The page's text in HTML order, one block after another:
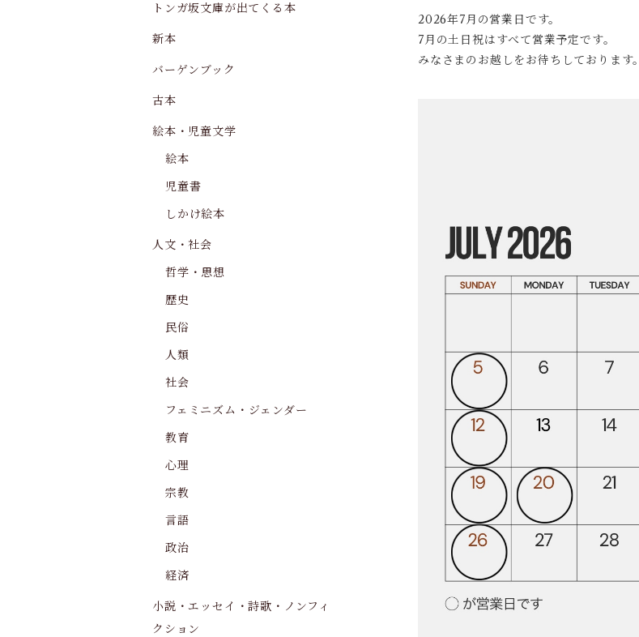
2026年7月の営業日です。
7月の土日祝はすべて営業予定です。
みなさまのお越しをお待ちしております。
トンガ坂文庫が出てくる本
新本
バーゲンブック
古本
絵本・児童文学
絵本
児童書
しかけ絵本
人文・社会
哲学・思想
歴史
民俗
人類
社会
フェミニズム・ジェンダー
教育
心理
宗教
言語
政治
経済
小説・エッセイ・詩歌・ノンフィ
クション